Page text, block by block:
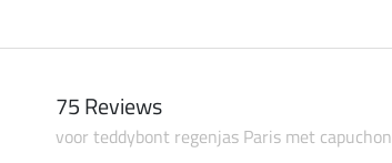
75 Reviews
voor teddybont regenjas Paris met capuchon